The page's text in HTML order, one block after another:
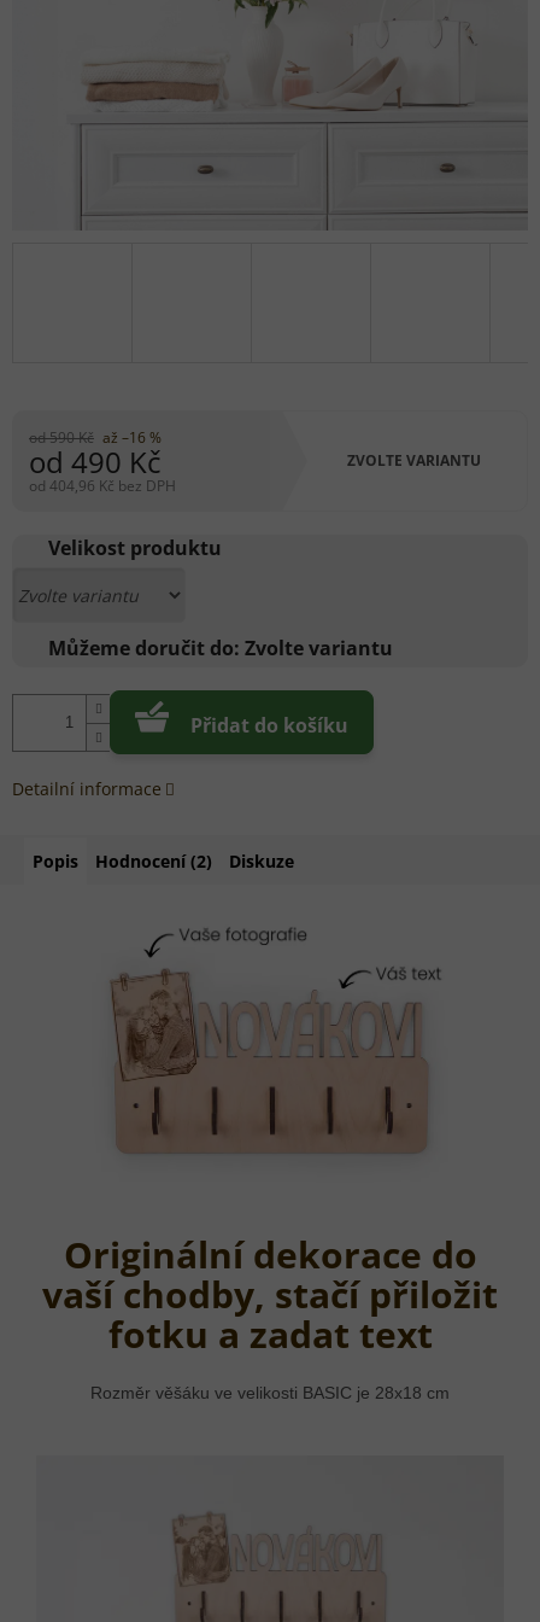
od 590 Kč až –16 %
od 490 Kč
od 404,96 Kč bez DPH
cena:
ZVOLTE VARIANTU
Velikost produktu
Můžeme doručit do: Zvolte variantu
Přidat do košíku
Detailní informace
Popis Hodnocení (2) Diskuze
Originální dekorace do
vaší chodby, stačí přiložit
fotku a zadat text
Rozměr věšáku ve velikosti BASIC je 28x18 cm